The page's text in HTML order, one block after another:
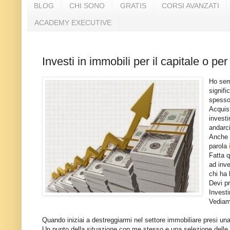
BLOG CHI SONO GRATIS CORSI AVANZATI
ACADEMY EXECUTIVE
Investi in immobili per il capitale o
Ho
Anche
parola
Fatta
ad
chi ha
Devi
Quando iniziai a destreggiarmi nel settore immobiliare presi